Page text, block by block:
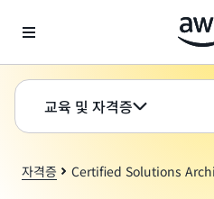
교육 및 자격증
자격증 Certified Solutions